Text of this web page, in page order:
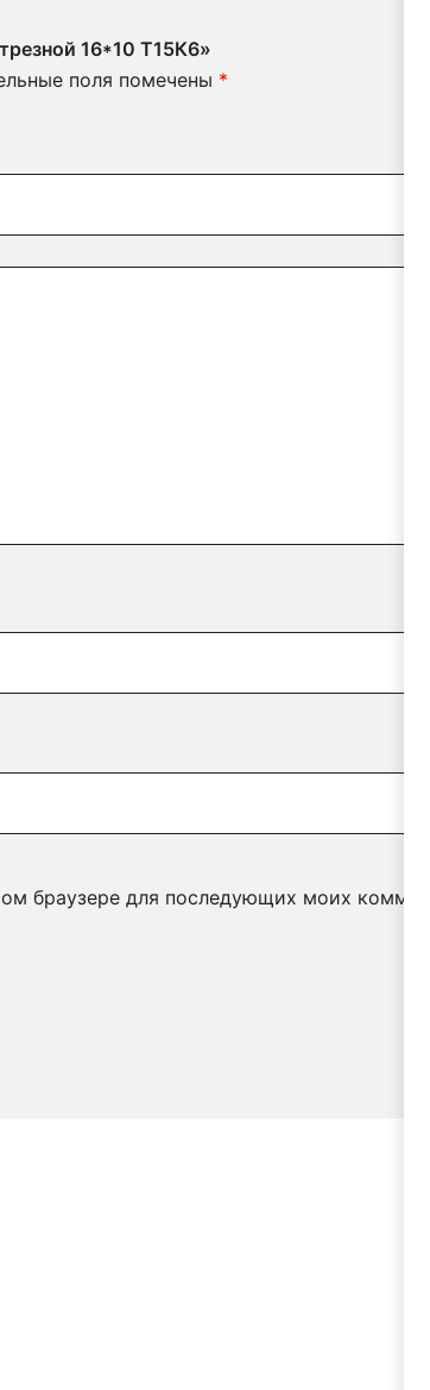
16*10 Т15К6»
поля помечены *
браузере для последующих моих